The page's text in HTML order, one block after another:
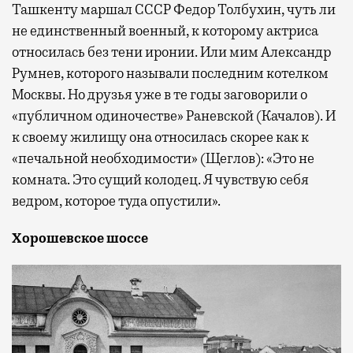
Ташкенту маршал СССР Федор Толбухин, чуть ли
не единственный военный, к которому актриса
относилась без тени иронии. Или мим Александр
Румнев, которого называли последним котелком
Москвы. Но друзья уже в те годы заговорили о
«публичном одиночестве» Раневской (Качалов). И
к своему жилищу она относилась скорее как к
«печальной необходимости» (Щеглов): «Это не
комната. Это сущий колодец. Я чувствую себя
ведром, которое туда опустили».
Хорошевское шоссе